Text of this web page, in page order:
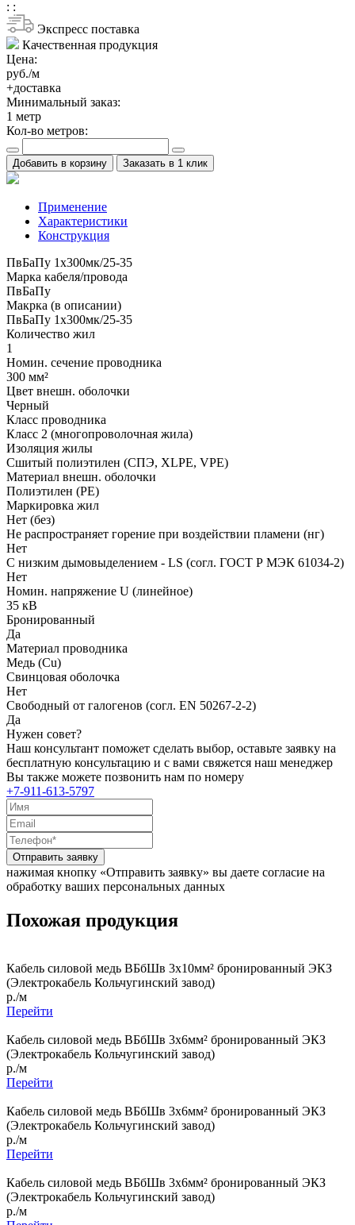
: :
Экспресс поставка
Качественная продукция
Цена:
руб./м
+доставка
Минимальный заказ:
1 метр
Кол-во метров:
Добавить в корзину Заказать в 1 клик
Применение
Характеристики
Конструкция
ПвБаПу 1х300мк/25-35
Марка кабеля/провода
ПвБаПу
Макрка (в описании)
ПвБаПу 1х300мк/25-35
Количество жил
1
Номин. сечение проводника
300 мм²
Цвет внешн. оболочки
Черный
Класс проводника
Класс 2 (многопроволочная жила)
Изоляция жилы
Сшитый полиэтилен (СПЭ, XLPE, VPE)
Материал внешн. оболочки
Полиэтилен (PE)
Маркировка жил
Нет (без)
Не распространяет горение при воздействии пламени (нг)
Нет
С низким дымовыделением - LS (согл. ГОСТ Р МЭК 61034-2)
Нет
Номин. напряжение U (линейное)
35 кВ
Бронированный
Да
Материал проводника
Медь (Cu)
Свинцовая оболочка
Нет
Свободный от галогенов (согл. EN 50267-2-2)
Да
Нужен совет?
Наш консультант поможет сделать выбор, оставьте заявку на
бесплатную консультацию и с вами свяжется наш менеджер
Вы также можете позвонить нам по номеру
+7-911-613-5797
Отправить заявку
нажимая кнопку «Отправить заявку» вы даете согласие на
обработку ваших персональных данных
Похожая продукция
Кабель силовой медь ВБбШв 3x10мм² бронированный ЭКЗ
(Электрокабель Кольчугинский завод)
р./м
Перейти
Кабель силовой медь ВБбШв 3x6мм² бронированный ЭКЗ
(Электрокабель Кольчугинский завод)
р./м
Перейти
Кабель силовой медь ВБбШв 3x6мм² бронированный ЭКЗ
(Электрокабель Кольчугинский завод)
р./м
Перейти
Кабель силовой медь ВБбШв 3x6мм² бронированный ЭКЗ
(Электрокабель Кольчугинский завод)
р./м